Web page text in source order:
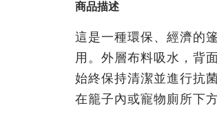
商品描述
這是一種環保、經濟的
用。外層布料吸水，背
始終保持清潔並進行抗
在籠子內或寵物廁所下